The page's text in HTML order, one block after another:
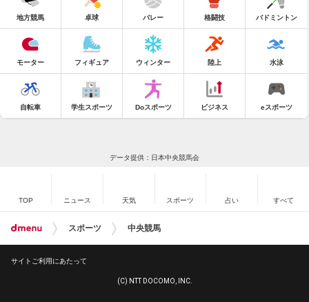
地方競馬 卓球 バレー 格闘技 バドミントン
モーター フィギュア ウィンター 陸上 水泳
自転車 学生スポーツ Doスポーツ ビジネス eスポーツ
データ提供：日本中央競馬会
TOP ニュース 天気 スポーツ 占い すべて
スポーツ 中央競馬
サイトご利用にあたって
(C) NTT DOCOMO, INC.